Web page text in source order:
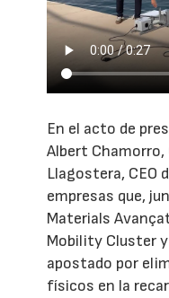
En el acto de
Albert Chamorro,
Llagostera, CEO
empresas que,
Materials
Mobility Cluster y
apostado por
físicos en la